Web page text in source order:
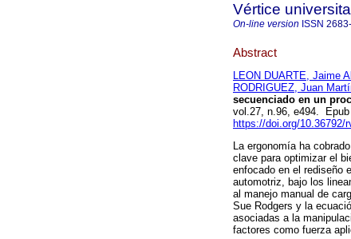
Vértice
On-line version ISSN
Abstract
LEON DUARTE, Jaime
RODRIGUEZ, Juan
secuenciado en un
vol.27, n.96, e494.
https://doi.org/10.36792/
La ergonomía ha
clave para optimizar el
enfocado en el rediseño
automotriz, bajo los
al manejo manual de
Sue Rodgers y la
asociadas a la
factores como fuerza